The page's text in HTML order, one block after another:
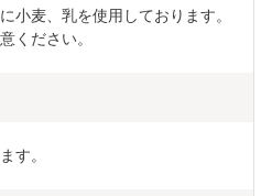
小麦、乳を使用しております。
ください。
す。